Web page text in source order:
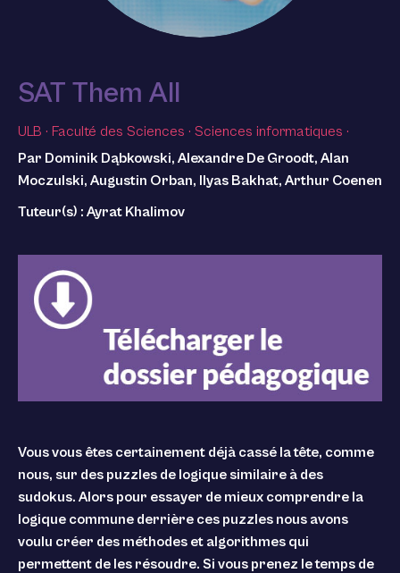
SAT Them All
ULB · Faculté des Sciences · Sciences informatiques ·
Par Dominik Dąbkowski, Alexandre De Groodt, Alan
Moczulski, Augustin Orban, Ilyas Bakhat, Arthur Coenen
Tuteur(s) : Ayrat Khalimov
Vous vous êtes certainement déjà cassé la tête, comme
nous, sur des puzzles de logique similaire à des
sudokus. Alors pour essayer de mieux comprendre la
logique commune derrière ces puzzles nous avons
voulu créer des méthodes et algorithmes qui
permettent de les résoudre. Si vous prenez le temps de